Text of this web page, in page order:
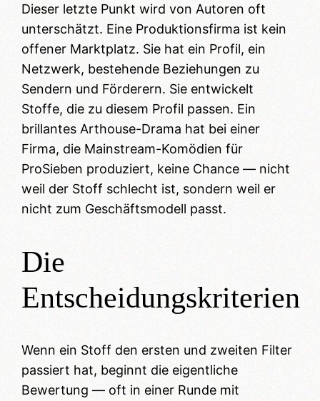
Dieser letzte Punkt wird von Autoren oft
unterschätzt. Eine Produktionsfirma ist kein
offener Marktplatz. Sie hat ein Profil, ein
Netzwerk, bestehende Beziehungen zu
Sendern und Förderern. Sie entwickelt
Stoffe, die zu diesem Profil passen. Ein
brillantes Arthouse-Drama hat bei einer
Firma, die Mainstream-Komödien für
ProSieben produziert, keine Chance — nicht
weil der Stoff schlecht ist, sondern weil er
nicht zum Geschäftsmodell passt.
Die
Entscheidungskriterien
Wenn ein Stoff den ersten und zweiten Filter
passiert hat, beginnt die eigentliche
Bewertung — oft in einer Runde mit